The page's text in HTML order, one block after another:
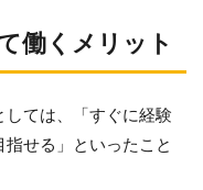
働くメリット
ては、「すぐに経験
せる」といったこと